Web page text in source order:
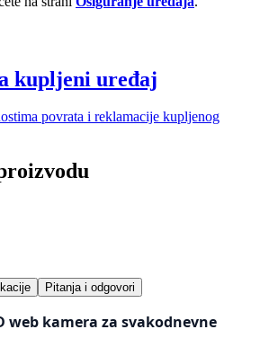
kupljeni uređaj
povrata i reklamacije kupljenog
Pitanja i odgovori
web kamera za svakodnevne